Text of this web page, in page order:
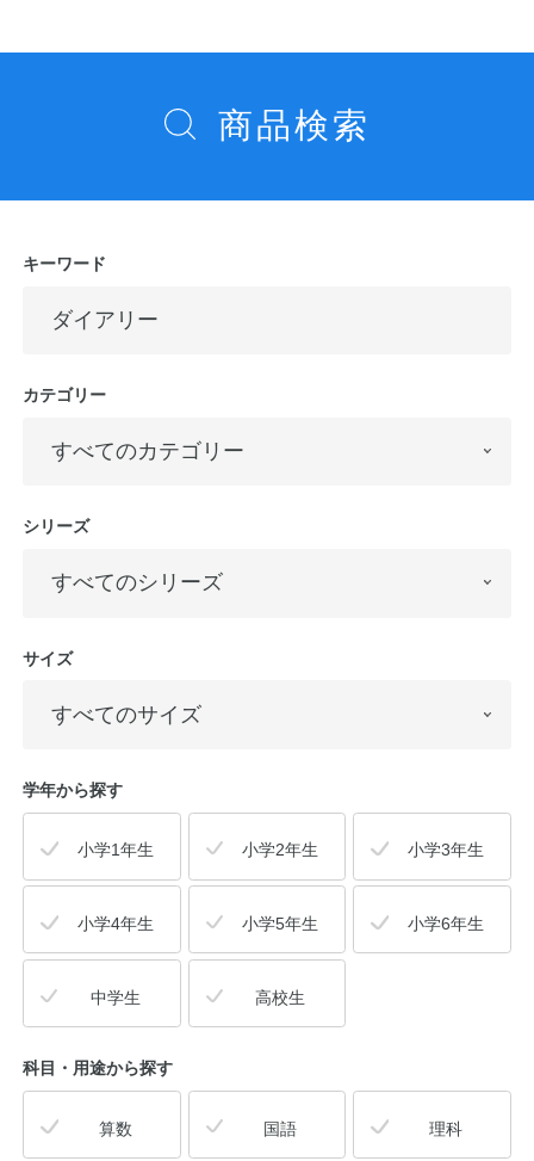
ー
商品検索
キーワード
カテゴリー
シリーズ
サイズ
学年から探す
小学1年生 小学2年生 小学3年生
小学4年生 小学5年生 小学6年生
中学生 高校生
科目・用途から探す
算数 国語 理科